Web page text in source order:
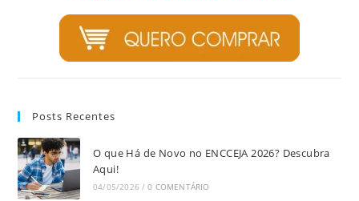
Posts Recentes
O que Há de Novo no ENCCEJA 2026? Descubra
Aqui!
04/05/2026 / 0 COMENTÁRIO